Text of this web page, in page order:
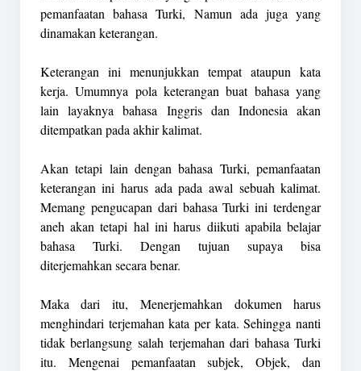
pemanfaatan bahasa Turki, Namun ada juga yang
dinamakan keterangan.
Keterangan ini menunjukkan tempat ataupun kata
kerja. Umumnya pola keterangan buat bahasa yang
lain layaknya bahasa Inggris dan Indonesia akan
ditempatkan pada akhir kalimat.
Akan tetapi lain dengan bahasa Turki, pemanfaatan
keterangan ini harus ada pada awal sebuah kalimat.
Memang pengucapan dari bahasa Turki ini terdengar
aneh akan tetapi hal ini harus diikuti apabila belajar
bahasa Turki. Dengan tujuan supaya bisa
diterjemahkan secara benar.
Maka dari itu, Menerjemahkan dokumen harus
menghindari terjemahan kata per kata. Sehingga nanti
tidak berlangsung salah terjemahan dari bahasa Turki
itu. Mengenai pemanfaatan subjek, Objek, dan